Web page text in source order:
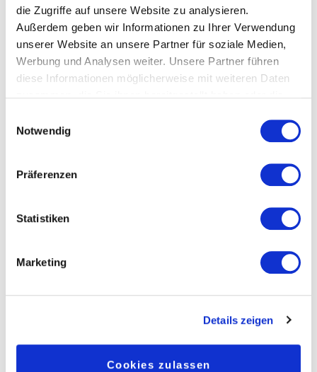
die Zugriffe auf unsere Website zu analysieren.
Außerdem geben wir Informationen zu Ihrer Verwendung
unserer Website an unsere Partner für soziale Medien,
Werbung und Analysen weiter. Unsere Partner führen
diese Informationen möglicherweise mit weiteren Daten
haben. Sie geben Einwilligung zu unseren Cookies, wenn
Notwendig
Präferenzen
Statistiken
Marketing
Details zeigen
Cookies zulassen